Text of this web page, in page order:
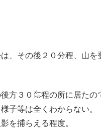
、その後２０分程、山を
方３０㍍程の所に居たの
子等は全くわからない。
を捕らえる程度。